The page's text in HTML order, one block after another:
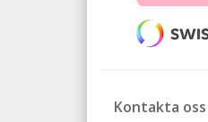
Kontakta oss